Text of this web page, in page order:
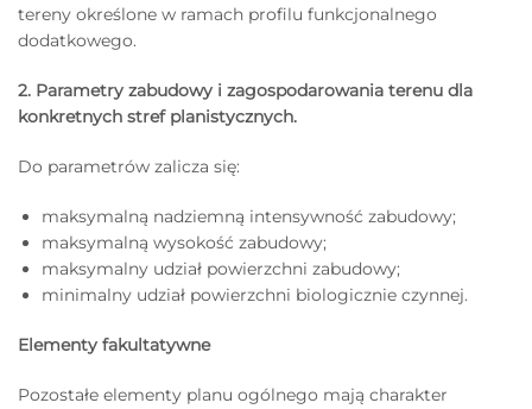
tereny określone w ramach profilu funkcjonalnego
dodatkowego.
2. Parametry zabudowy i zagospodarowania terenu dla
konkretnych stref planistycznych.
Do parametrów zalicza się:
maksymalną nadziemną intensywność zabudowy;
maksymalną wysokość zabudowy;
maksymalny udział powierzchni zabudowy;
minimalny udział powierzchni biologicznie czynnej.
Elementy fakultatywne
Pozostałe elementy planu ogólnego mają charakter